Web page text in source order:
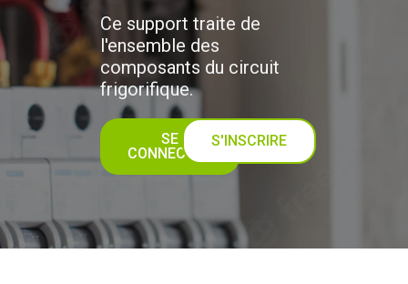
Ce support traite de
l'ensemble des
composants du circuit
frigorifique.
SE
CONNECTER
S'INSCRIRE